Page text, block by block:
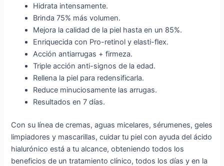
Hidrata intensamente.
Brinda 75% más volumen.
Mejora la calidad de la piel hasta en un 85%.
Enriquecida con Pro-retinol y elasti-flex.
Acción antiarrugas + firmeza.
Triple acción anti-signos de la edad.
Rellena la piel para redensificarla.
Reduce minuciosamente las arrugas.
Resultados en 7 días.
Con su línea de cremas, aguas micelares, sérumenes, geles
limpiadores y mascarillas, cuidar tu piel con ayuda del ácido
hialurónico está a tu alcance, obteniendo todos los
beneficios de un tratamiento clínico, todos los días y en la